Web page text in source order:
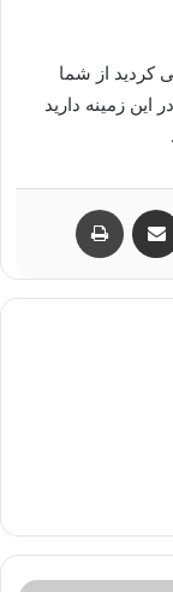
کردید از شما
این زمینه دارید